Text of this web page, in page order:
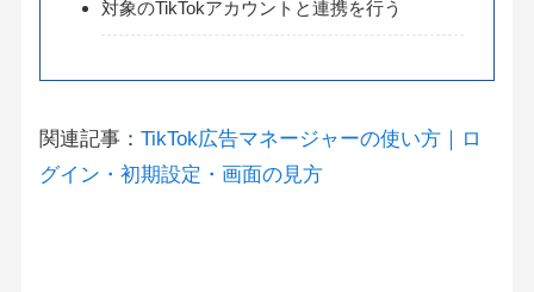
対象のTikTokアカウントと連携を行う
関連記事： TikTok広告マネージャーの使い方｜ロ
グイン・初期設定・画面の見方